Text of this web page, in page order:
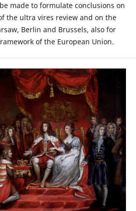
made to formulate conclusions on
the ultra vires review and on the
Berlin and Brussels, also for
of the European Union.